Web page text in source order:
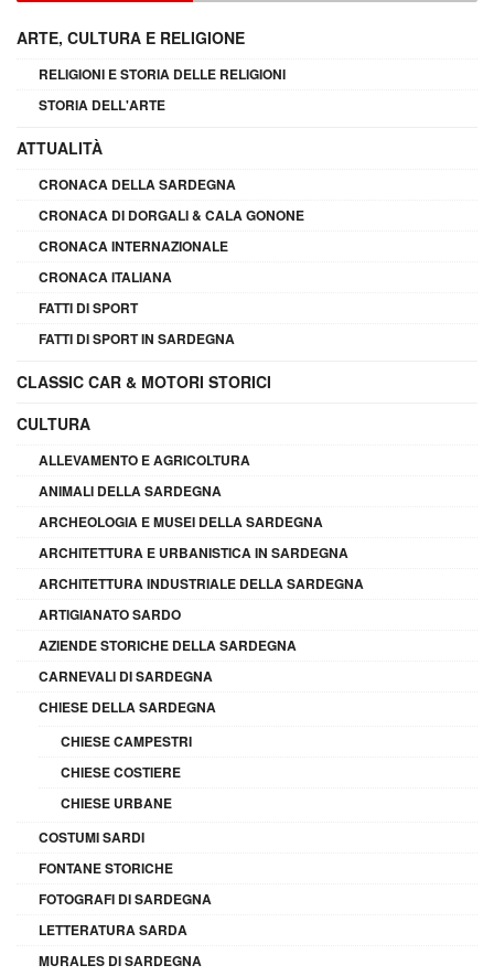
ARTE, CULTURA E RELIGIONE
RELIGIONI E STORIA DELLE RELIGIONI
STORIA DELL'ARTE
ATTUALITÀ
CRONACA DELLA SARDEGNA
CRONACA DI DORGALI & CALA GONONE
CRONACA INTERNAZIONALE
CRONACA ITALIANA
FATTI DI SPORT
FATTI DI SPORT IN SARDEGNA
CLASSIC CAR & MOTORI STORICI
CULTURA
ALLEVAMENTO E AGRICOLTURA
ANIMALI DELLA SARDEGNA
ARCHEOLOGIA E MUSEI DELLA SARDEGNA
ARCHITETTURA E URBANISTICA IN SARDEGNA
ARCHITETTURA INDUSTRIALE DELLA SARDEGNA
ARTIGIANATO SARDO
AZIENDE STORICHE DELLA SARDEGNA
CARNEVALI DI SARDEGNA
CHIESE DELLA SARDEGNA
CHIESE CAMPESTRI
CHIESE COSTIERE
CHIESE URBANE
COSTUMI SARDI
FONTANE STORICHE
FOTOGRAFI DI SARDEGNA
LETTERATURA SARDA
MURALES DI SARDEGNA